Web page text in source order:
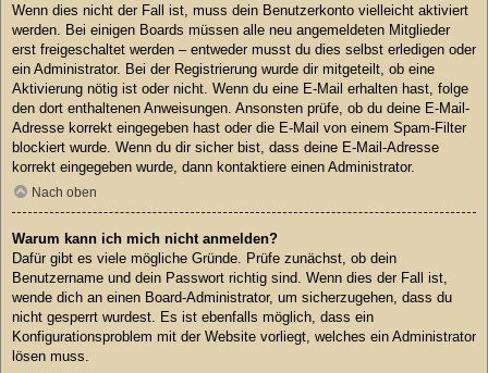
Wenn dies nicht der Fall ist, muss dein Benutzerkonto vielleicht aktiviert
werden. Bei einigen Boards müssen alle neu angemeldeten Mitglieder
erst freigeschaltet werden – entweder musst du dies selbst erledigen oder
ein Administrator. Bei der Registrierung wurde dir mitgeteilt, ob eine
Aktivierung nötig ist oder nicht. Wenn du eine E-Mail erhalten hast, folge
den dort enthaltenen Anweisungen. Ansonsten prüfe, ob du deine E-Mail-
Adresse korrekt eingegeben hast oder die E-Mail von einem Spam-Filter
blockiert wurde. Wenn du dir sicher bist, dass deine E-Mail-Adresse
korrekt eingegeben wurde, dann kontaktiere einen Administrator.
Nach oben
Warum kann ich mich nicht anmelden?
Dafür gibt es viele mögliche Gründe. Prüfe zunächst, ob dein
Benutzername und dein Passwort richtig sind. Wenn dies der Fall ist,
wende dich an einen Board-Administrator, um sicherzugehen, dass du
nicht gesperrt wurdest. Es ist ebenfalls möglich, dass ein
Konfigurationsproblem mit der Website vorliegt, welches ein Administrator
lösen muss.